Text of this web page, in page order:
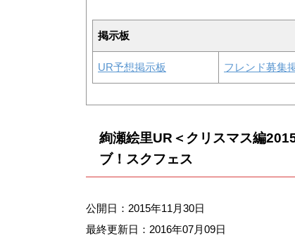
掲示板
UR予想掲示板 フレンド募集
絢瀬絵里UR＜クリスマス編
ブ！スクフェス
公開日：2015年11月30日
最終更新日： 2016年07月09日